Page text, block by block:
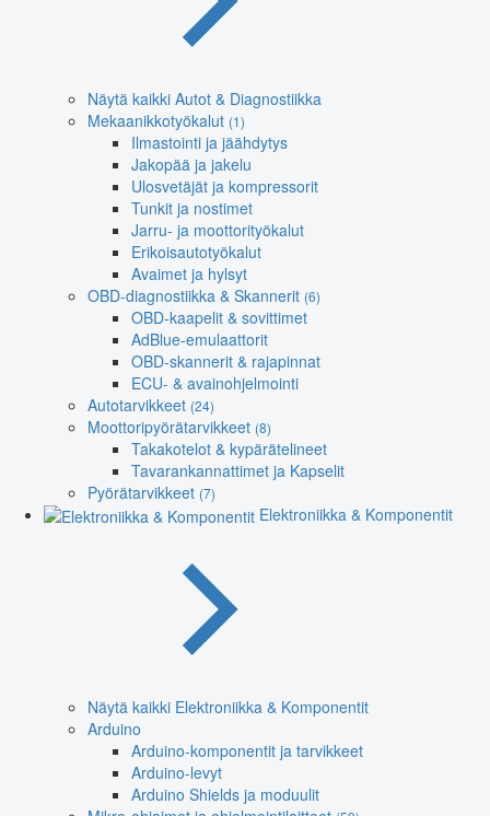
Näytä kaikki Autot & Diagnostiikka
Mekaanikkotyökalut (1)
Ilmastointi ja jäähdytys
Jakopää ja jakelu
Ulosvetäjät ja kompressorit
Tunkit ja nostimet
Jarru- ja moottorityökalut
Erikoisautotyökalut
Avaimet ja hylsyt
OBD-diagnostiikka & Skannerit (6)
OBD-kaapelit & sovittimet
AdBlue-emulaattorit
OBD-skannerit & rajapinnat
ECU- & avainohjelmointi
Autotarvikkeet (24)
Moottoripyörätarvikkeet (8)
Takakotelot & kypärätelineet
Tavarankannattimet ja Kapselit
Pyörätarvikkeet (7)
Elektroniikka & Komponentit
Näytä kaikki Elektroniikka & Komponentit
Arduino
Arduino-komponentit ja tarvikkeet
Arduino-levyt
Arduino Shields ja moduulit